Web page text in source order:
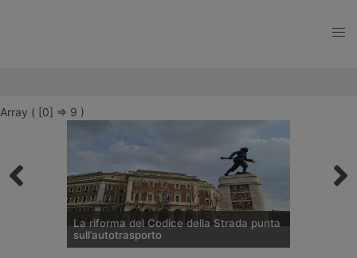
Array ( [0] => 9 )
La riforma del Codice della Strada punta
sull’autotrasporto